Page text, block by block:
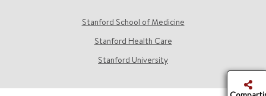
Stanford School of Medicine
Stanford Health Care
Stanford University